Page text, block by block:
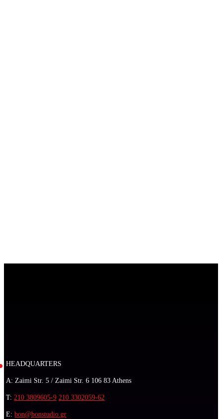
HEADQUARTERS
A: Zaimi Str. 5 / Zaimi Str. 6 106 83 Athens
T:210 3809605-9 210 3302059-62
E:bon@bonstudio.gr